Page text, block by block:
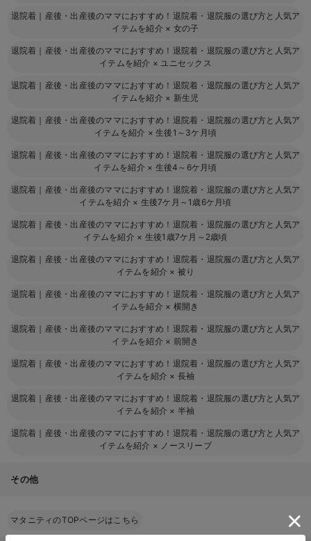
退院着｜産後・出産後のママにおすすめ！退院着・退院服の選び方と人気ア
イテムを紹介 × 女の子
退院着｜産後・出産後のママにおすすめ！退院着・退院服の選び方と人気ア
イテムを紹介 ×ユニセックス
退院着｜産後・出産後のママにおすすめ！退院着・退院服の選び方と人気ア
イテムを紹介 × 新生児
退院着｜産後・出産後のママにおすすめ！退院着・退院服の選び方と人気ア
イテムを紹介 ×生後1～3ケ月頃
退院着｜産後・出産後のママにおすすめ！退院着・退院服の選び方と人気ア
イテムを紹介 × 生後4～6ケ月頃
退院着｜産後・出産後のママにおすすめ！退院着・退院服の選び方と人気ア
イテムを紹介 × 生後7ケ月～1歳6ケ月頃
退院着｜産後・出産後のママにおすすめ！退院着・退院服の選び方と人気ア
イテムを紹介 × 生後1歳7ケ月～2歳頃
退院着｜産後・出産後のママにおすすめ！退院着・退院服の選び方と人気ア
イテムを紹介 × 被り
退院着｜産後・出産後のママにおすすめ！退院着・退院服の選び方と人気ア
イテムを紹介 × 横開き
退院着｜産後・出産後のママにおすすめ！退院着・退院服の選び方と人気ア
イテムを紹介 × 前開き
退院着｜産後・出産後のママにおすすめ！退院着・退院服の選び方と人気ア
イテムを紹介 × 長袖
退院着｜産後・出産後のママにおすすめ！退院着・退院服の選び方と人気ア
イテムを紹介 × 半袖
退院着｜産後・出産後のママにおすすめ！退院着・退院服の選び方と人気ア
イテムを紹介 × ノースリーブ
その他
マタニティのTOPページはこちら